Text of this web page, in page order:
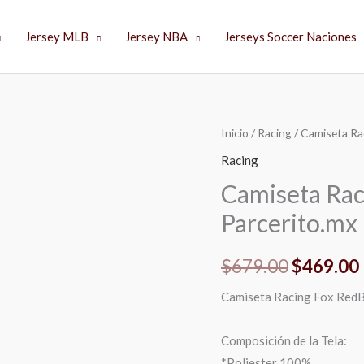
Jersey MLB Jersey NBA Jerseys Soccer Naciones
Inicio / Racing/ Camiseta
Racing
Camiseta
Parcerito.mx
$679.00
El
original
era:
$679.00.
$469.00
Camiseta Racing Fox
Composición de la Tela:
Camiseta
Racing
RedBull-
K
Parcerito.mx